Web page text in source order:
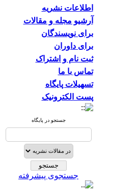
اطلاعات نشریه
آرشیو مجله و مقالات
برای نویسندگان
برای داوران
ثبت نام و اشتراک
تماس با ما
تسهیلات پایگاه
پست الکترونیک
جستجو در پایگاه
جستجوی پیشرفته